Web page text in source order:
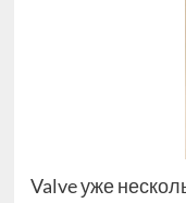
Valve уже